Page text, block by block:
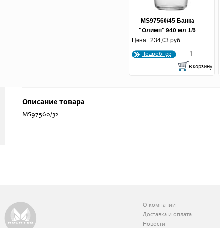
MS97560/45 Банка
"Олимп" 940 мл 1/6
Цена: 234,03 руб.
Подробнее
Описание товара
MS97560/32
О компании
Доставка и оплата
Новости